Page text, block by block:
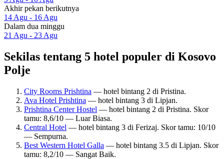
Akhir pekan berikutnya
14 Agu - 16 Agu
Dalam dua minggu
21 Agu - 23 Agu
Sekilas tentang 5 hotel populer di Kosovo
Polje
City Rooms Prishtina — hotel bintang 2 di Pristina.
Ava Hotel Prishtina — hotel bintang 3 di Lipjan.
Prishtina Center Hostel — hotel bintang 2 di Pristina. Skor
tamu: 8,6/10 — Luar Biasa.
Central Hotel — hotel bintang 3 di Ferizaj. Skor tamu: 10/10
— Sempurna.
Best Western Hotel Galla — hotel bintang 3.5 di Lipjan. Skor
tamu: 8,2/10 — Sangat Baik.